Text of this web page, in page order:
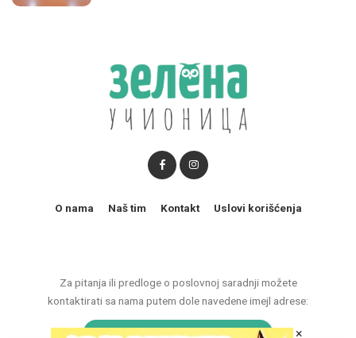
Za pitanja ili predloge o poslovnoj saradnji možete
kontaktirati sa nama putem dole navedene imejl adrese:
marketing@zelenaucionica.com
O nama Naš tim Kontakt Uslovi korišćenja
×